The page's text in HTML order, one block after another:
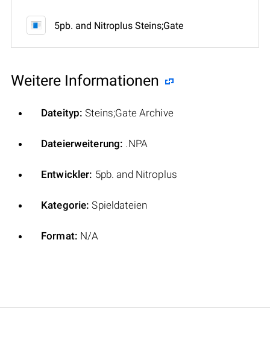
5pb. and Nitroplus Steins;Gate
Weitere Informationen
Dateityp: Steins;Gate Archive
Dateierweiterung: .NPA
Entwickler: 5pb. and Nitroplus
Kategorie: Spieldateien
Format: N/A